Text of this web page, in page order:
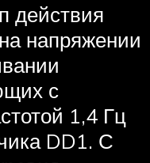
действия
напряжении
с
1,4 Гц
DD1. С